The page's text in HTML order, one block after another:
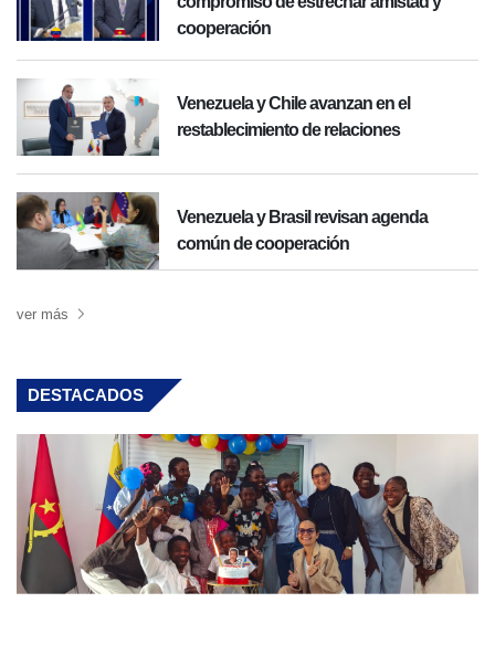
cooperación
Venezuela y Chile avanzan en el
restablecimiento de relaciones
Venezuela y Brasil revisan agenda
común de cooperación
ver más
DESTACADOS